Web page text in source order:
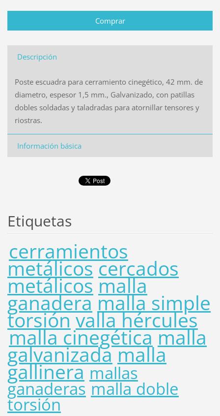
Descripción
Poste escuadra para cerramiento cinegético, 42 mm. de
diametro, espesor 1,5 mm., Galvanizado, con patillas
dobles soldadas y taladradas para atornillar tensores y
riostras.
Información básica
Etiquetas
cerramientos
metálicoscercados
metálicosmalla
ganadera malla simple
torsiónvalla hércules
malla cinegéticamalla
galvanizadamalla
gallinera mallas
ganaderas malla doble
torsión